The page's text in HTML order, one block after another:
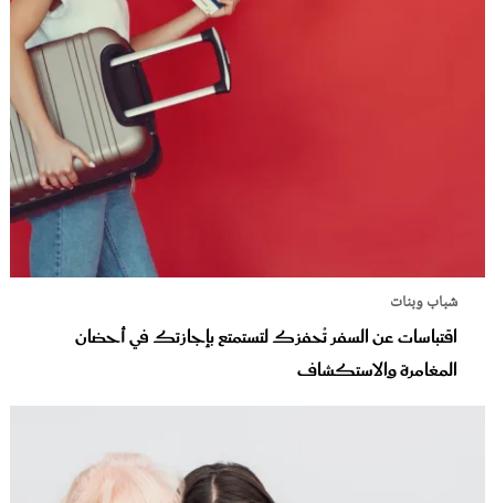
شباب وبنات
اقتباسات عن السفر تُحفزك لتستمتع بإجازتك في أحضان
المغامرة والاستكشاف